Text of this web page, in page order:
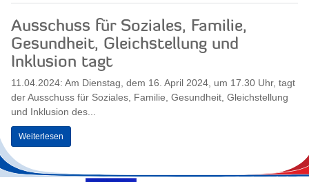
Ausschuss für Soziales, Familie,
Gesundheit, Gleichstellung und
Inklusion tagt
11.04.2024: Am Dienstag, dem 16. April 2024, um 17.30 Uhr, tagt
der Ausschuss für Soziales, Familie, Gesundheit, Gleichstellung
und Inklusion des...
Weiterlesen